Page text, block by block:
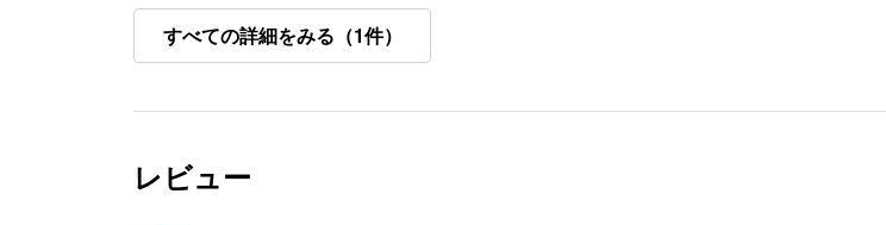
すべての詳細をみる（1件）
レビュー